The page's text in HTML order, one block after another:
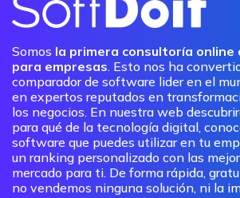
Somos la primera consultoría
para empresas. Esto nos ha
comparador de software lider en el
en expertos reputados en
los negocios. En nuestra web
para qué de la tecnología digital,
software que puedes utilizar en tu
un ranking personalizado con las
mercado para ti. De forma rápida,
no vendemos ninguna solución, ni la